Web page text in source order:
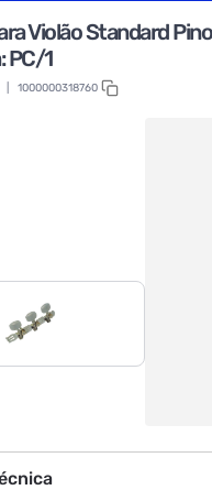
Violão Standard
PC/1
1000000318760